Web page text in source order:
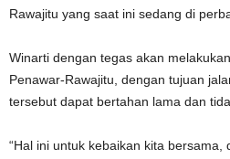
Rawajitu yang saat ini sedang di
Winarti dengan tegas akan
Penawar-Rawajitu, dengan tujuan
tersebut dapat bertahan lama dan
“Hal ini untuk kebaikan kita bersama,